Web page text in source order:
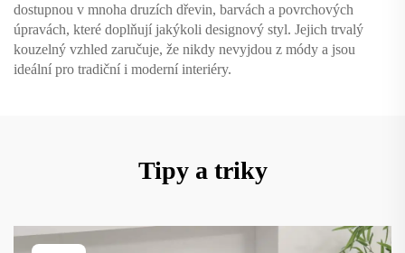
dostupnou v mnoha druzích dřevin, barvách a povrchových
úpravách, které doplňují jakýkoli designový styl. Jejich trvalý
kouzelný vzhled zaručuje, že nikdy nevyjdou z módy a jsou
ideální pro tradiční i moderní interiéry.
Tipy a triky